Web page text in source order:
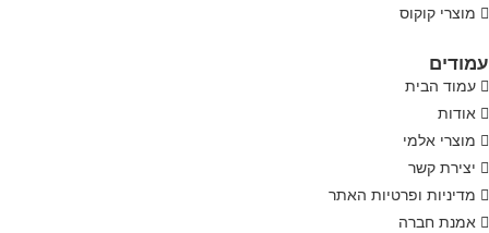
מוצרי קוקוס
עמוד הבית
אודות
מוצרי אלמי
יצירת קשר
מדיניות ופרטיות האתר
אמנת חברה